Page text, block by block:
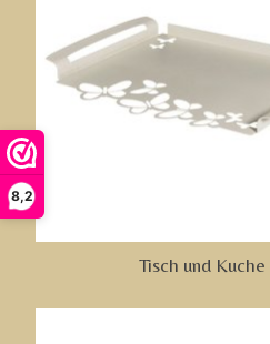
8,2
Tisch und Kuche